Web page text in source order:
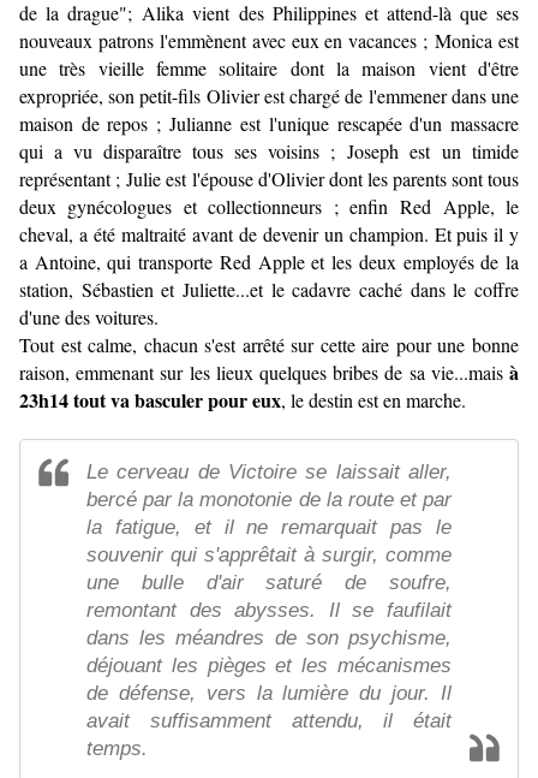
de la drague"; Alika vient des Philippines et attend-là que ses
nouveaux patrons l'emmènent avec eux en vacances ; Monica est
une très vieille femme solitaire dont la maison vient d'être
expropriée, son petit-fils Olivier est chargé de l'emmener dans une
maison de repos ; Julianne est l'unique rescapée d'un massacre
qui a vu disparaître tous ses voisins ; Joseph est un timide
représentant ; Julie est l'épouse d'Olivier dont les parents sont tous
deux gynécologues et collectionneurs ; enfin Red Apple, le
cheval, a été maltraité avant de devenir un champion. Et puis il y
a Antoine, qui transporte Red Apple et les deux employés de la
station, Sébastien et Juliette...et le cadavre caché dans le coffre
d'une des voitures.
Tout est calme, chacun s'est arrêté sur cette aire pour une bonne
raison, emmenant sur les lieux quelques bribes de sa vie...mais à
23h14 tout va basculer pour eux, le destin est en marche.
Le cerveau de Victoire se laissait aller,
bercé par la monotonie de la route et par
la fatigue, et il ne remarquait pas le
souvenir qui s'apprêtait à surgir, comme
une bulle d'air saturé de soufre,
remontant des abysses. Il se faufilait
dans les méandres de son psychisme,
déjouant les pièges et les mécanismes
de défense, vers la lumière du jour. Il
avait suffisamment attendu, il était
temps.